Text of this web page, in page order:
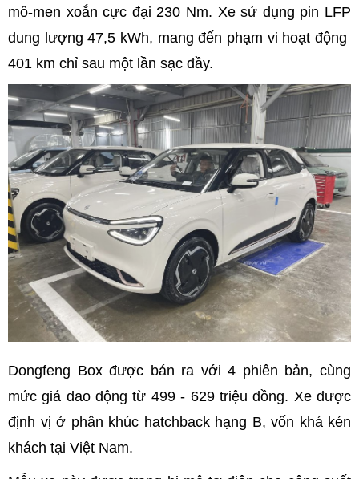
mô-men xoắn cực đại 230 Nm. Xe sử dụng pin LFP
dung lượng 47,5 kWh, mang đến phạm vi hoạt động
401 km chỉ sau một lần sạc đầy.
Dongfeng Box được bán ra với 4 phiên bản, cùng
mức giá dao động từ 499 - 629 triệu đồng. Xe được
định vị ở phân khúc hatchback hạng B, vốn khá kén
khách tại Việt Nam.